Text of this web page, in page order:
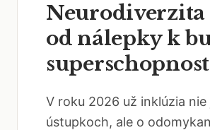
Neurodiverzita
od nálepky k
V roku 2026 už inklúzia nie
ústupkoch, ale o